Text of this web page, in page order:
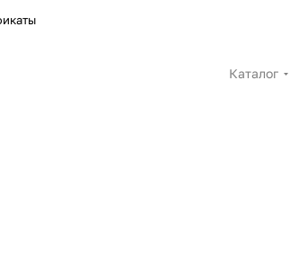
Каталог